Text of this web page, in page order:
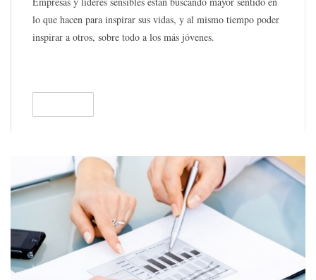
lo que hacen para inspirar sus vidas, y al mismo tiempo poder
inspirar a otros, sobre todo a los más jóvenes.